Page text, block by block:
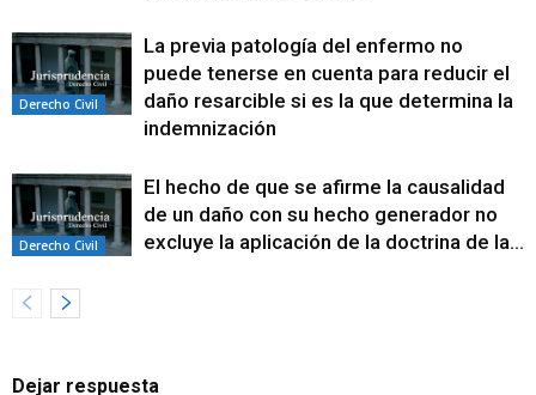
Derecho Civil
La previa patología del enfermo no
puede tenerse en cuenta para reducir el
daño resarcible si es la que determina la
indemnización
Derecho Civil
El hecho de que se afirme la causalidad
de un daño con su hecho generador no
excluye la aplicación de la doctrina de la...
Dejar respuesta